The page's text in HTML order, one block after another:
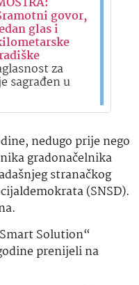
govor,
glas i
za
sagrađen u
nedugo prije nego
gradonačelnika
stranačkog
(SNSD).
Solution“
prenijeli na